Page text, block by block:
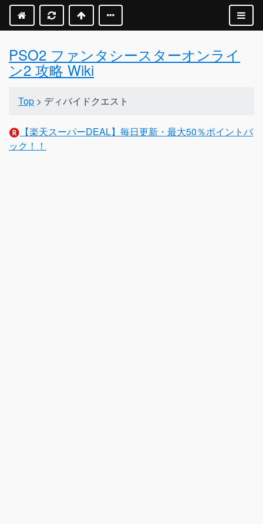
PSO2 ファンタシースターオンライ
ン2 攻略 Wiki
Top > ディバイドクエスト
【楽天スーパーDEAL】毎日更新・最大50％ポイントバ
ック！！